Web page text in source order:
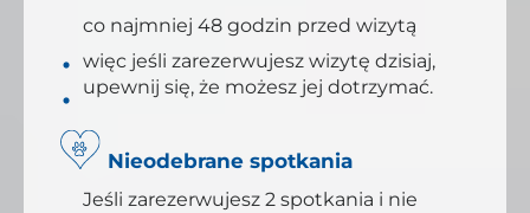
co najmniej 48 godzin przed wizytą
więc jeśli zarezerwujesz wizytę dzisiaj,
upewnij się, że możesz jej dotrzymać.
Nieodebrane spotkania
Jeśli zarezerwujesz 2 spotkania i nie